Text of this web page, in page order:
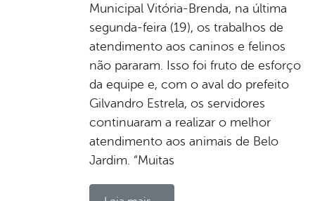
Municipal Vitória-Brenda, na última
segunda-feira (19), os trabalhos de
atendimento aos caninos e felinos
não pararam. Isso foi fruto de esforço
da equipe e, com o aval do prefeito
Gilvandro Estrela, os servidores
continuaram a realizar o melhor
atendimento aos animais de Belo
Jardim. “Muitas